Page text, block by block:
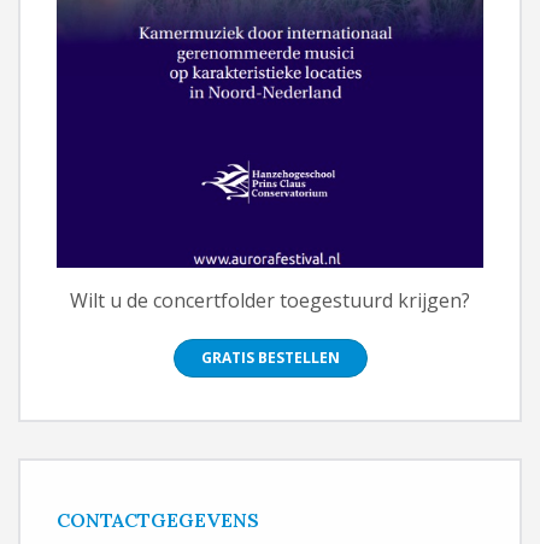
Wilt u de concertfolder toegestuurd krijgen?
GRATIS BESTELLEN
CONTACTGEGEVENS